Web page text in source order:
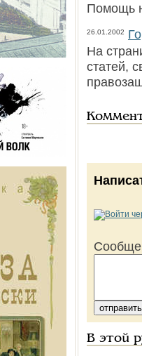
Помощь
26.01.2002
На
статей,
В этой